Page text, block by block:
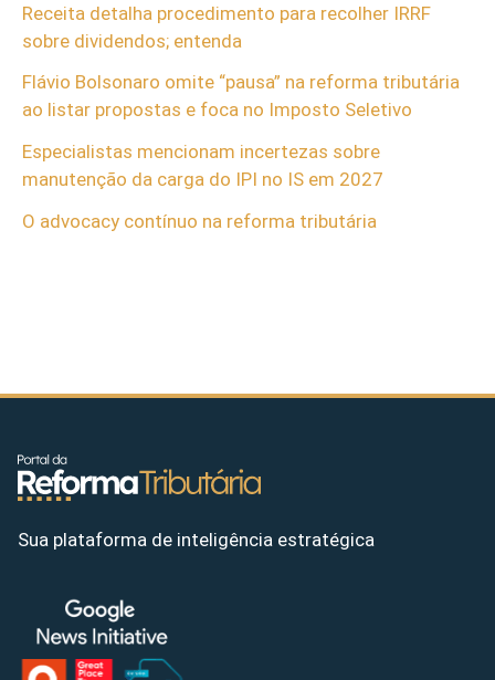
Receita detalha procedimento para recolher IRRF
sobre dividendos; entenda
Flávio Bolsonaro omite “pausa” na reforma tributária
ao listar propostas e foca no Imposto Seletivo
Especialistas mencionam incertezas sobre
manutenção da carga do IPI no IS em 2027
O advocacy contínuo na reforma tributária
Sua plataforma de inteligência estratégica